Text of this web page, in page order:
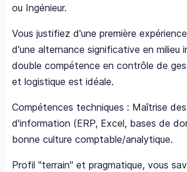
ou Ingénieur.
Vous justifiez d'une première
d'une alternance significative en milieu
double compétence en contrôle de
et logistique est idéale.
Compétences techniques : Maîtrise
d'information (ERP, Excel, bases de
bonne culture comptable/analytique.
Profil "terrain" et pragmatique, vous